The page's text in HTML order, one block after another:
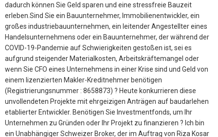
dadurch können Sie Geld sparen und eine stressfreie Bauzeit
erleben.Sind Sie ein Bauunternehmer, Immobilienentwickler, ein
großes industriebauunternehmen, ein leitender Angestellter eines
Handelsunternehmens oder ein Bauunternehmer, der während der
COVID-19-Pandemie auf Schwierigkeiten gestoßen ist, sei es
aufgrund steigender Materialkosten, Arbeitskräftemangel oder
wenn Sie CFO eines Unternehmens in einer Krise sind und Geld von
einem lizenzierten Makler-Kreditnehmer benötigen
(Registrierungsnummer : 8658873) ? Heute konkurrieren diese
unvollendeten Projekte mit ehrgeizigen Anträgen auf baudarlehen
etablierter Entwickler. Benötigen Sie Investmentfonds, um Ihr
Unternehmen zu Gründen oder Ihr Projekt zu finanzieren ? Ich bin
ein Unabhängiger Schweizer Broker, der im Auftrag von Riza Kosar